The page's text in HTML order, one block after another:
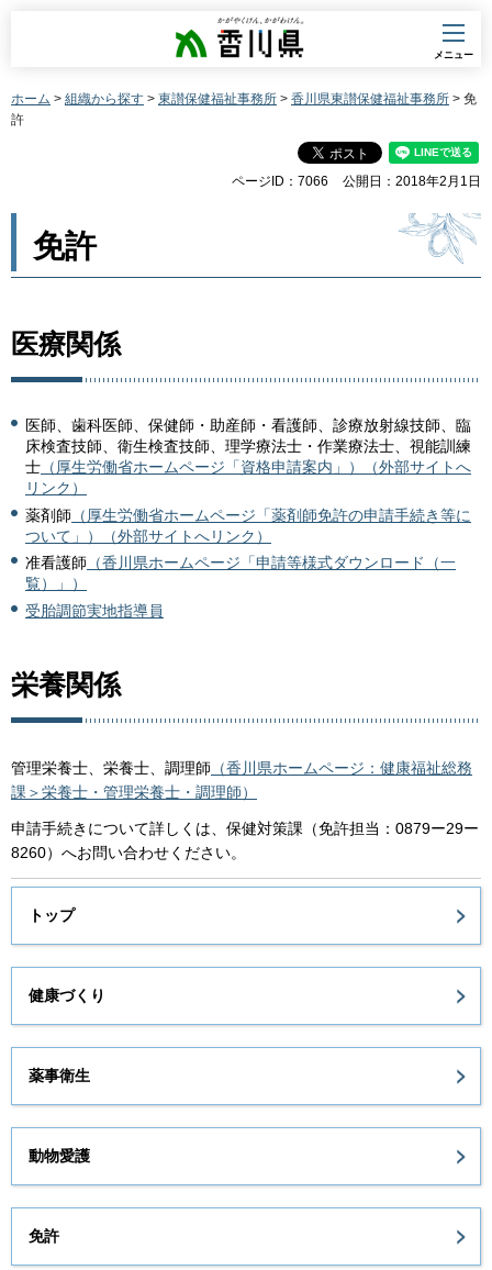
香川県
メニュー
ホーム > 組織から探す > 東讃保健福祉事務所 > 香川県東讃保健福祉事務所 > 免
許
ページID：7066 公開日：2018年2月1日
免許
医療関係
医師、歯科医師、保健師・助産師・看護師、診療放射線技師、臨
床検査技師、衛生検査技師、理学療法士・作業療法士、視能訓練
士 （厚生労働省ホームページ「資格申請案内」）（外部サイトへ
リンク）
薬剤師 （厚生労働省ホームページ「薬剤師免許の申請手続き等に
ついて」）（外部サイトへリンク）
准看護師 （香川県ホームページ「申請等様式ダウンロード（一
覧）」）
受胎調節実地指導員
栄養関係
管理栄養士、栄養士、調理師 （香川県ホームページ：健康福祉総務
課＞栄養士・管理栄養士・調理師）
申請手続きについて詳しくは、保健対策課（免許担当：0879ー29ー
8260）へお問い合わせください。
トップ
健康づくり
薬事衛生
動物愛護
免許